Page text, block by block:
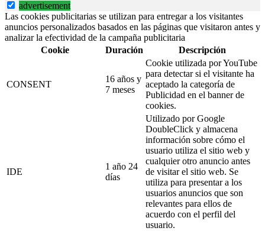
advertisement
Las cookies publicitarias se utilizan para entregar a los visitantes
anuncios personalizados basados en las páginas que visitaron antes y
analizar la efectividad de la campaña publicitaria
Cookie
Duración Descripción
CONSENT
16 años y
7 meses
Cookie utilizada por YouTube
para detectar si el visitante ha
aceptado la categoría de
Publicidad en el banner de
cookies.
IDE
1 año 24
días
Utilizado por Google
DoubleClick y almacena
información sobre cómo el
usuario utiliza el sitio web y
cualquier otro anuncio antes
de visitar el sitio web. Se
utiliza para presentar a los
usuarios anuncios que son
relevantes para ellos de
acuerdo con el perfil del
usuario.